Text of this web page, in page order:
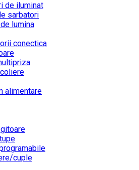
de iluminat
sarbatori
lumina
conectica
alimentare
cuple